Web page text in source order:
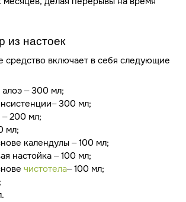
из настоек
средство включает в себя следующие
алоэ – 300 мл;
300 мл;
– 200 мл;
мл;
календулы – 100 мл;
настойка – 100 мл;
чистотела– 100 мл;